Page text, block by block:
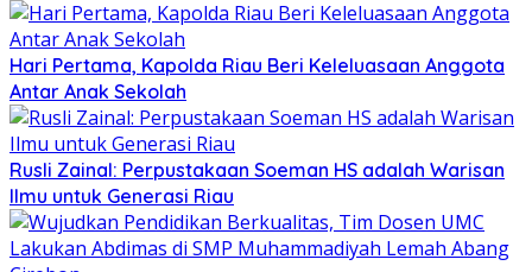
Hari Pertama, Kapolda Riau Beri Keleluasaan Anggota
Antar Anak Sekolah
Rusli Zainal: Perpustakaan Soeman HS adalah Warisan
Ilmu untuk Generasi Riau